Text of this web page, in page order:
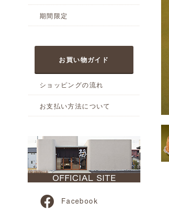
期間限定
お買い物ガイド
ショッピングの流れ
お支払い方法について
Facebook